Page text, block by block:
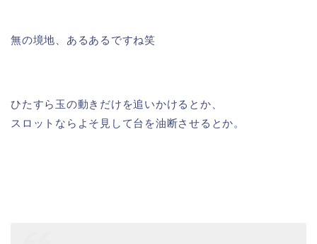
無の境地、あるあるですね笑
ひたすら玉の動きだけを追いかけるとか、
スロットならよそ見して台を油断させるとか。